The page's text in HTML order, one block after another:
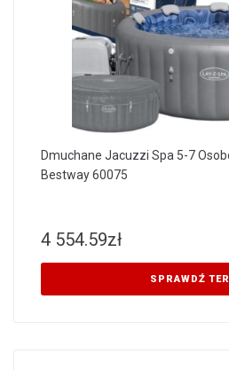
Dmuchane Jacuzzi Spa 5-7
Bestway 60075
4 554.59zł
SPRAWDŹ